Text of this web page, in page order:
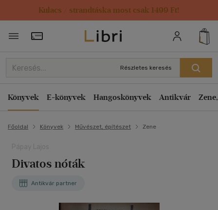
Kulacs / strandtáska most csak 1499 Ft!
Törzsvásárlói Kártya adatai
Részletes keresés
Könyvek E-könyvek Hangoskönyvek Antikvár
Főoldal Könyvek Művészet, építészet Zene
Divatos nóták
Antikvár partner